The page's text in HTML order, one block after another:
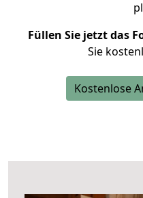
Füllen Sie jetzt das
Sie
Kostenlose